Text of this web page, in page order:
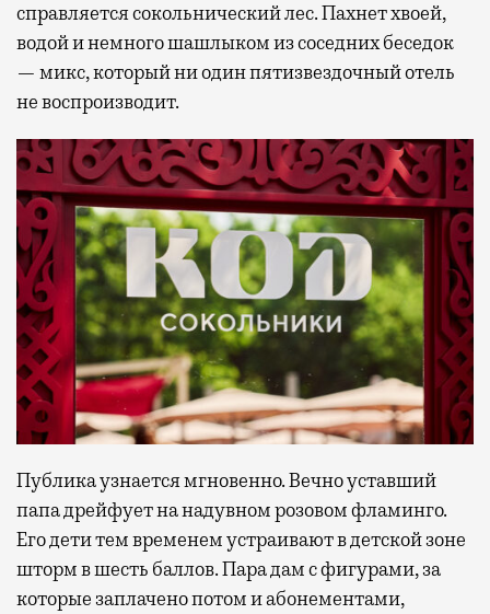
справляется сокольнический лес. Пахнет хвоей,
водой и немного шашлыком из соседних беседок
— микс, который ни один пятизвездочный отель
не воспроизводит.
Публика узнается мгновенно. Вечно уставший
папа дрейфует на надувном розовом фламинго.
Его дети тем временем устраивают в детской зоне
шторм в шесть баллов. Пара дам с фигурами, за
которые заплачено потом и абонементами,